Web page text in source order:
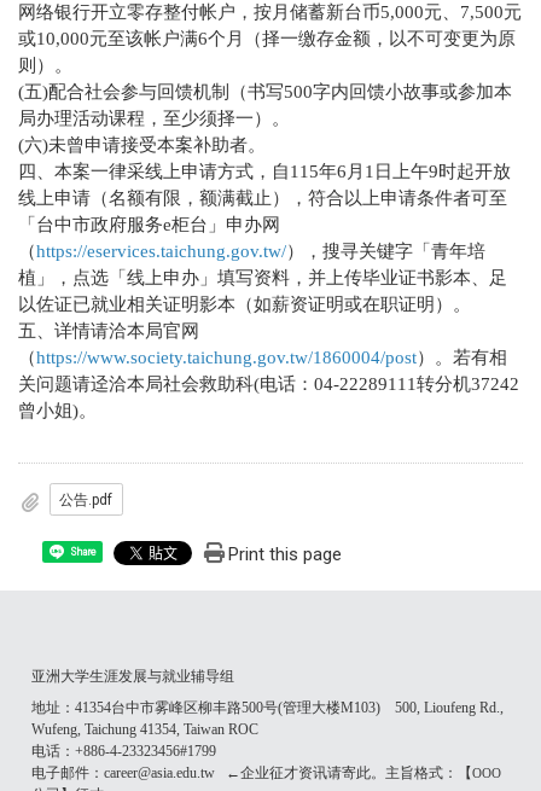
网络银行开立零存整付帐户，按月储蓄新台币5,000元、7,500元
或10,000元至该帐户满6个月（择一缴存金额，以不可变更为原
则）。
(五)配合社会参与回馈机制（书写500字内回馈小故事或参加本
局办理活动课程，至少须择一）。
(六)未曾申请接受本案补助者。
四、本案一律采线上申请方式，自115年6月1日上午9时起开放
线上申请（名额有限，额满截止），符合以上申请条件者可至
「台中市政府服务e柜台」申办网
（https://eservices.taichung.gov.tw/），搜寻关键字「青年培
植」，点选「线上申办」填写资料，并上传毕业证书影本、足
以佐证已就业相关证明影本（如薪资证明或在职证明）。
五、详情请洽本局官网
（https://www.society.taichung.gov.tw/1860004/post）。若有相
关问题请迳洽本局社会救助科(电话：04-22289111转分机37242
曾小姐)。
公告.pdf
Share Print this page
亚洲大学生涯发展与就业辅导组
地址：41354台中市雾峰区柳丰路500号(管理大楼M103) 500, Lioufeng Rd.,
Wufeng, Taichung 41354, Taiwan ROC
电话：+886-4-23323456#1799
电子邮件：career@asia.edu.tw ←企业征才资讯请寄此。主旨格式：【OOO